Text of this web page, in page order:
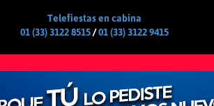
Telefiestas en cabina
01 (33) 3122 8515/01 (33) 3122 9415